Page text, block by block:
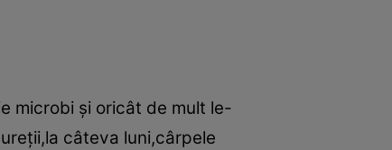
microbi şi oricât de mult le-
câteva luni,cârpele